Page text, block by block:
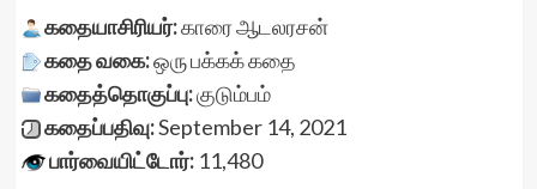
கதையாசிரியர்:காரை ஆடலரசன்
கதை வகை:ஒரு பக்கக் கதை
கதைத்தொகுப்பு:குடும்பம்
கதைப்பதிவு:September 14, 2021
பார்வையிட்டோர்:11,480